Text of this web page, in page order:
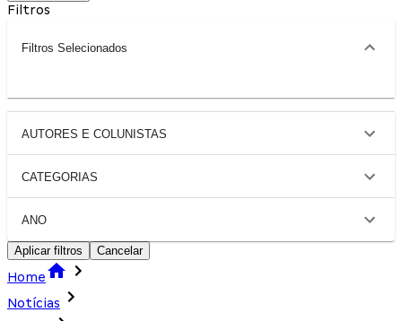
Filtros
Filtros Selecionados
AUTORES E COLUNISTAS
CATEGORIAS
ANO
Aplicar filtros Cancelar
Home
Notícias